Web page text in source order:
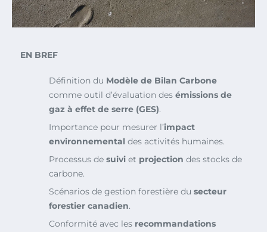
EN BREF
Définition du Modèle de Bilan Carbone
comme outil d’évaluation des émissions de
gaz à effet de serre (GES).
Importance pour mesurer l’impact
environnemental des activités humaines.
Processus de suivi et projection des stocks de
carbone.
Scénarios de gestion forestière du secteur
forestier canadien.
Conformité avec les recommandations